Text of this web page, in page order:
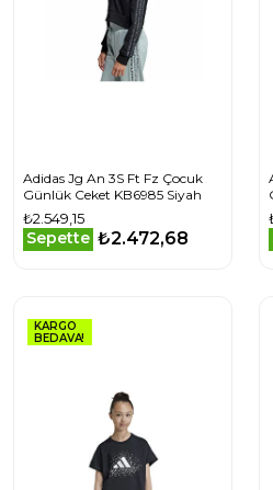
Adidas Jg An 3S Ft Fz Çocuk
Günlük Ceket KB6985 Siyah
₺2.549,15
Sepette ₺2.472,68
KARGO
BEDAVA!